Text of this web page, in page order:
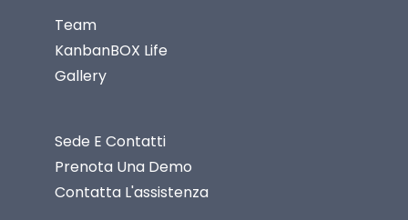
Team
KanbanBOX Life
Gallery
Sede E Contatti
Prenota Una Demo
Contatta L'assistenza